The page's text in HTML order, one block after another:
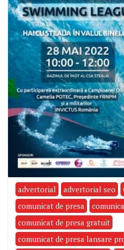
advertorial advertorial seo
comunicat de presa
comunicat de presa gratuit
comunicat de presa lansare